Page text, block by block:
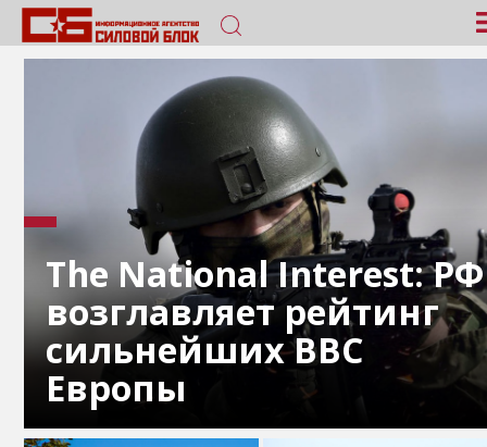
The National Interest: РФ
возглавляет рейтинг
сильнейших ВВС
Европы